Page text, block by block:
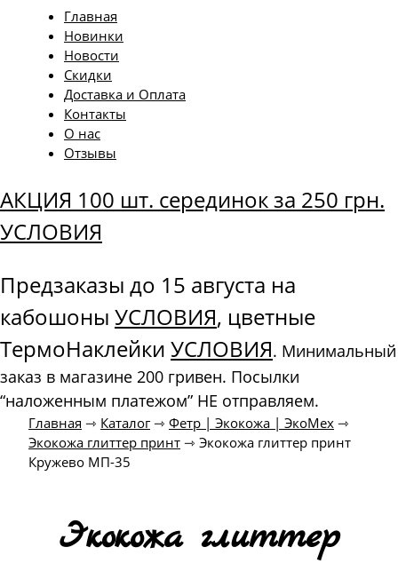
Главная
Новинки
Новости
Скидки
Доставка и Оплата
Контакты
О нас
Отзывы
АКЦИЯ 100 шт. серединок за 250 грн.
УСЛОВИЯ
Предзаказы до 15 августа на
кабошоны УСЛОВИЯ, цветные
ТермоНаклейки УСЛОВИЯ. Минимальный
заказ в магазине 200 гривен. Посылки
“наложенным платежом” НЕ отправляем.
Главная ⇾ Каталог⇾ Фетр | Экокожа | ЭкоМех ⇾
Экокожа глиттер принт ⇾ Экокожа глиттер принт
Кружево МП-35
Экокожа глиттер